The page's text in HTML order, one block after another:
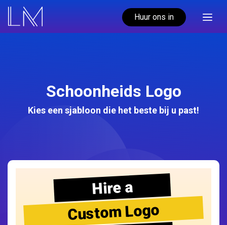
Huur ons in
Schoonheids Logo
Kies een sjabloon die het beste bij u past!
Hire a
Custom Logo